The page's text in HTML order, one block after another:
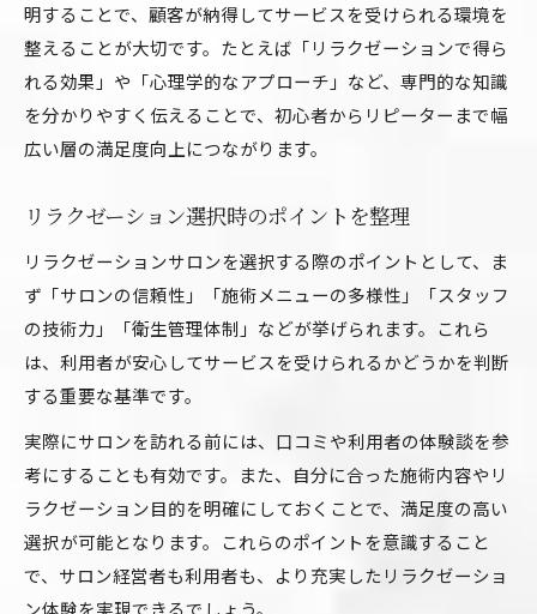
明することで、顧客が納得してサービスを受けられる環境を
整えることが大切です。たとえば「リラクゼーションで得ら
れる効果」や「心理学的なアプローチ」など、専門的な知識
を分かりやすく伝えることで、初心者からリピーターまで幅
広い層の満足度向上につながります。
リラクゼーション選択時のポイントを整理
リラクゼーションサロンを選択する際のポイントとして、ま
ず「サロンの信頼性」「施術メニューの多様性」「スタッフ
の技術力」「衛生管理体制」などが挙げられます。これら
は、利用者が安心してサービスを受けられるかどうかを判断
する重要な基準です。
実際にサロンを訪れる前には、口コミや利用者の体験談を参
考にすることも有効です。また、自分に合った施術内容やリ
ラクゼーション目的を明確にしておくことで、満足度の高い
選択が可能となります。これらのポイントを意識すること
で、サロン経営者も利用者も、より充実したリラクゼーショ
ン体験を実現できるでしょう。